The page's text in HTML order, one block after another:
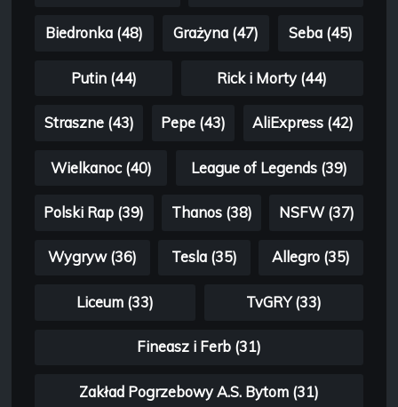
Biedronka (48) Grażyna (47) Seba (45)
Putin (44) Rick i Morty (44)
Straszne (43) Pepe (43) AliExpress (42)
Wielkanoc (40) League of Legends (39)
Polski Rap (39) Thanos (38) NSFW (37)
Wygryw (36) Tesla (35) Allegro (35)
Liceum (33) TvGRY (33)
Fineasz i Ferb (31)
Zakład Pogrzebowy A.S. Bytom (31)